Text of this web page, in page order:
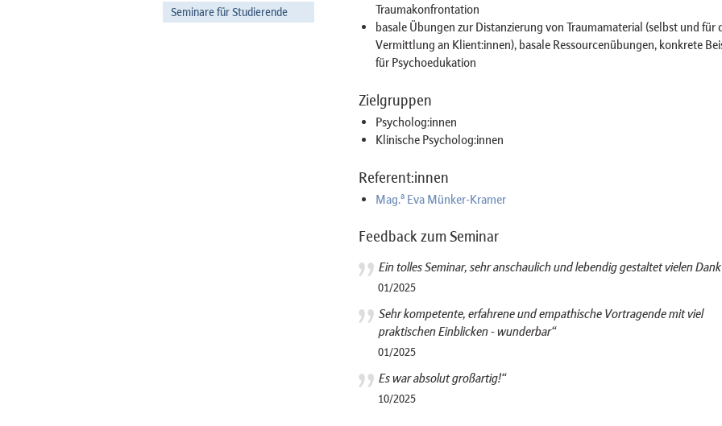
Seminare für Studierende
Traumakonfrontation
basale Übungen zur Distanzierung von Traumamaterial (selbst und für
Vermittlung an Klient:innen), basale Ressourcenübungen, konkrete
für Psychoedukation
Zielgruppen
Psycholog:innen
Klinische Psycholog:innen
Referent:innen
Mag.aEva Münker-Kramer
Feedback zum Seminar
Ein tolles Seminar, sehr anschaulich und lebendig gestaltet vielen
01/2025
Sehr kompetente, erfahrene und empathische Vortragende mit viel
praktischen Einblicken - wunderbar“
01/2025
Es war absolut großartig!“
10/2025